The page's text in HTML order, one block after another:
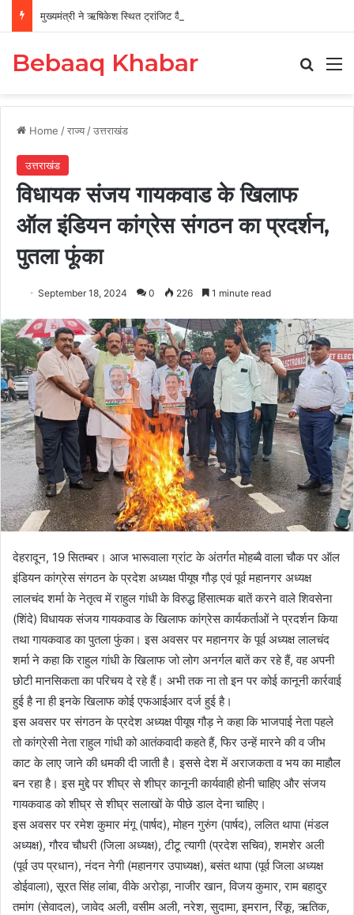
मुख्यमंत्री ने ऋषिकेश स्थित ट्रांजिट कैंप का किया औचक निरीक्षण
Bebaaq Khabar
Home /राज्य /उत्तराखंड
उत्तराखंड
विधायक संजय गायकवाड के खिलाफ
ऑल इंडियन कांग्रेस संगठन का प्रदर्शन,
पुतला फूंका
September 18, 2024 0 226 1 minute read
देहरादून, 19 सितम्बर। आज भारूवाला ग्रांट के अंतर्गत‌ मोहब्बै वाला चौक पर ऑल
इंडियन कांग्रेस संगठन के प्रदेश अध्यक्ष पीयूष गौड़ एवं पूर्व महानगर अध्यक्ष
लालचंद शर्मा के नेतृत्व में राहुल गांधी के विरुद्ध हिंसात्मक बातें करने वाले शिवसेना
(शिंदे) विधायक संजय गायकवाड के खिलाफ कांग्रेस कार्यकर्ताओं ने प्रदर्शन किया
तथा गायकवाड का पुतला फुंका। इस अवसर पर महानगर के पूर्व अध्यक्ष लालचंद
शर्मा ने कहा कि राहुल गांधी के खिलाफ जो लोग अनर्गल बातें कर रहे हैं, वह अपनी
छोटी मानसिकता का परिचय दे रहे हैं। अभी तक ना तो इन पर कोई कानूनी कार्रवाई
हुई है ना ही इनके खिलाफ कोई एफआईआर दर्ज हुई है।
इस अवसर पर संगठन के प्रदेश अध्यक्ष पीयूष गौड़ ने कहा कि भाजपाई नेता पहले
तो कांग्रेसी नेता राहुल गांधी को आतंकवादी कहते हैं, फिर उन्हें मारने की व जीभ
काट के लाए जाने की धमकी दी जाती है। इससे देश में अराजकता व भय का माहौल
बन रहा है। इस मुद्दे पर शीघ्र से शीघ्र कानूनी कार्यवाही होनी चाहिए और संजय
गायकवाड को शीघ्र से शीघ्र सलाखों के पीछे डाल देना चाहिए।
इस अवसर पर रमेश कुमार मंगू (पार्षद), मोहन गुरुंग (पार्षद), ललित थापा (मंडल
अध्यक्ष), गौरव चौधरी (जिला अध्यक्ष), टीटू त्यागी (प्रदेश सचिव), शमशेर अली
(पूर्व उप प्रधान), नंदन नेगी (महानगर उपाध्यक्ष), बसंत थापा (पूर्व जिला अध्यक्ष
डोईवाला), सूरत सिंह लांबा, वीके अरोड़ा, नाजीर खान, विजय कुमार, राम बहादुर
तमांग (सेवादल), जावेद अली, वसीम अली, नरेश, सुदामा, इमरान, रिंकू, ऋतिक,